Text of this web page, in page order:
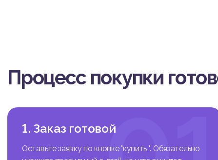
Комплексная
спекты
Предмет
Цель дипломной
ния маркетингом в
- рассмотреть
Процесс покупки
1. Заказ готовой
Оставьте заявку по кнопке "купить ". Обязательно